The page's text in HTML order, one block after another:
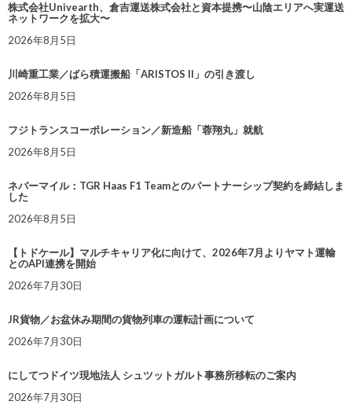
株式会社Univearth、倉吉運送株式会社と資本提携〜山陰エリアへ実運送
ネットワークを拡大〜
2026年8月5日
川崎重工業／ばら積運搬船「ARISTOS II」の引き渡し
2026年8月5日
フジトランスコーポレーション／新造船「蓉翔丸」就航
2026年8月5日
ネバーマイル：TGR Haas F1 Teamとのパートナーシップ契約を締結しま
した
2026年8月5日
【トドケール】マルチキャリア化に向けて、2026年7月よりヤマト運輸
とのAPI連携を開始
2026年7月30日
JR貨物／お盆休み期間の貨物列車の運転計画について
2026年7月30日
にしてつドイツ現地法人 シュツットガルト事務所移転のご案内
2026年7月30日